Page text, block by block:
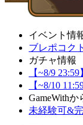
イベント情
ブレポコク
ガチャ情報
【~8/9
【~8/10
GameWith
未経験可&